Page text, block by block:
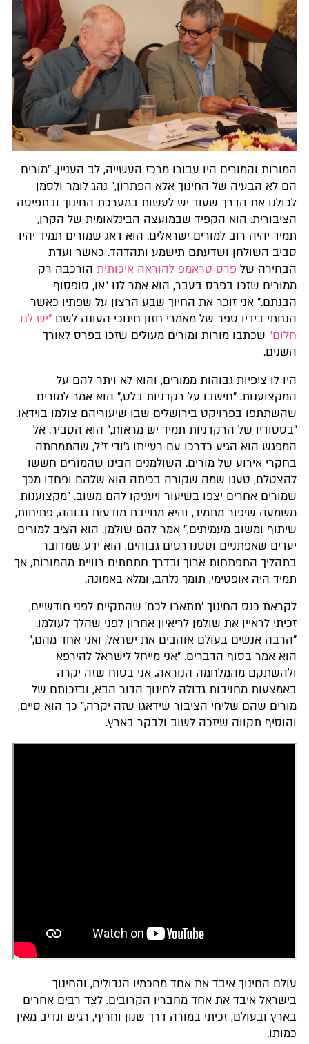
המורות והמורים היו עבורו מרכז העשייה, לב העניין. "מורים
הם לא הבעיה של החינוך אלא הפתרון," נהג לומר ולסמן
לכולנו את הדרך שעוד יש לעשות במערכת החינוך ובתפיסה
הציבורית. הוא הקפיד שבמועצה הבינלאומית של הקרן,
תמיד יהיה רוב למורים ישראלים. הוא דאג שמורים תמיד יהיו
סביב השולחן ושדעתם תישמע ותהדהד. כאשר ועדת
הבחירה של פרס טראמפ להוראה איכותיתהורכבה רק
ממורים שזכו בפרס בעבר, הוא אמר לנו "או, סופסוף
הבנתם." אני זוכר את החיוך שבע הרצון על שפתיו כאשר
הנחתי בידיו ספר של מאמרי חזון חינוכי העונה לשם "יש לנו
חלום"שכתבו מורות ומורים מעולים שזכו בפרס לאורך
השנים.
היו לו ציפיות גבוהות ממורים, והוא לא ויתר להם על
המקצוענות. "חישבו על רקדניות בלט," הוא אמר למורים
שהשתתפו בפרויקט בירושלים שבו שיעוריהם צולמו בוידאו.
"בסטודיו של הרקדניות תמיד יש מראות," הוא הסביר. אל
המפגש הוא הגיע כדרכו עם רעייתו ג'ודי ז"ל, שהתמחתה
בחקרי אירוע של מורים. השולמנים הבינו שהמורים חששו
להצטלם, טענו שמה שקורה בכיתה הוא שלהם ופחדו מכך
שמורים אחרים יצפו בשיעור ויעניקו להם משוב. "מקצוענות
משמעה שיפור מתמיד, והיא מחייבת מודעות גבוהה, פתיחות,
שיתוף ומשוב מעמיתים," אמר להם שולמן. הוא הציב למורים
יעדים שאפתניים וסטנדרטים גבוהים, הוא ידע שמדובר
בתהליך התפתחות ארוך ובדרך חתחתים רוויית מהמורות, אך
תמיד היה אופטימי, תומך נלהב, ומלא באמונה.
לקראת כנס החינוך 'תתארו לכם' שהתקיים לפני חודשיים,
זכיתי לראיין את שולמן לריאיון אחרון לפני שהלך לעולמו.
"הרבה אנשים בעולם אוהבים את ישראל, ואני אחד מהם,"
הוא אמר בסוף הדברים. "אני מייחל לישראל להירפא
ולהשתקם מהמלחמה הנוראה. אני בטוח שזה יקרה
באמצעות מחויבות גדולה לחינוך הדור הבא, ובזכותם של
מורים שהם שליחי הציבור שידאגו שזה יקרה," כך הוא סיים,
והוסיף תקווה שיזכה לשוב ולבקר בארץ.
עולם החינוך איבד את אחד מחכמיו הגדולים, והחינוך
בישראל איבד את אחד מחבריו הקרובים. לצד רבים אחרים
בארץ ובעולם, זכיתי במורה דרך שנון וחריף, רגיש ונדיב מאין
כמותו.